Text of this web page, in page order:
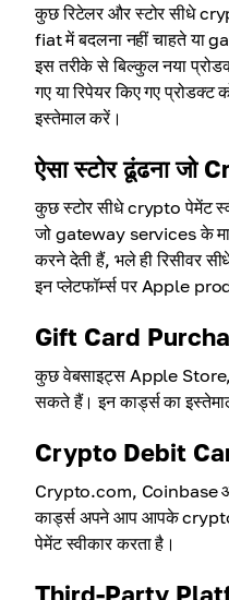
कुछ रिटेलर और स्टोर सीधे
fiat में बदलना नहीं चाहते या
इस तरीके से बिल्कुल नया
गए या रिपेयर किए गए
इस्तेमाल करें।
ऐसा स्टोर ढूंढना जो
कुछ स्टोर सीधे crypto पेमेंट
जो gateway services के
करने देती हैं, भले ही रिसीवर
इन प्लेटफॉर्म्स पर Apple
Gift Card
कुछ वेबसाइट्स Apple Store,
सकते हैं। इन कार्ड्स का
Crypto Debit
Crypto.com, Coinbase
कार्ड्स अपने आप आपके
पेमेंट स्वीकार करता है।
Third-Party